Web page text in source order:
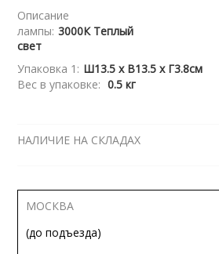
Описание
лампы: 3000К Теплый
свет
Упаковка 1: Ш13.5 x В13.5 x Г3.8см
Вес в упаковке: 0.5 кг
НАЛИЧИЕ НА СКЛАДАХ
МОСКВА
(до подъезда)